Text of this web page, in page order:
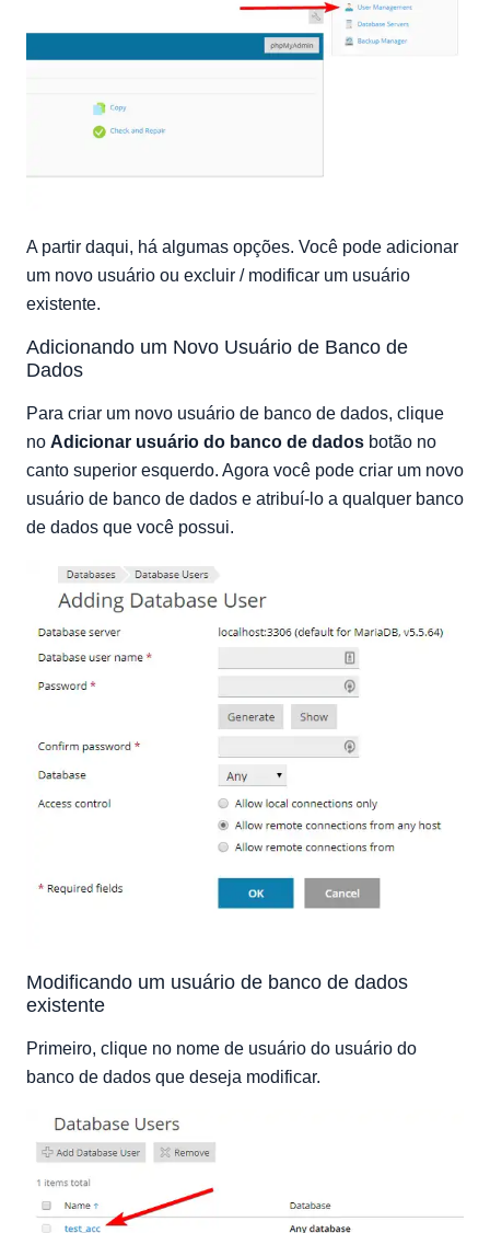
A partir daqui, há algumas opções. Você pode adicionar
um novo usuário ou excluir / modificar um usuário
existente.
Adicionando um Novo Usuário de Banco de
Dados
Para criar um novo usuário de banco de dados, clique
no Adicionar usuário do banco de dados botão no
canto superior esquerdo. Agora você pode criar um novo
usuário de banco de dados e atribuí-lo a qualquer banco
de dados que você possui.
Modificando um usuário de banco de dados
existente
Primeiro, clique no nome de usuário do usuário do
banco de dados que deseja modificar.